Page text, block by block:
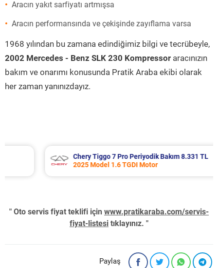
Aracın yakıt sarfiyatı artmışsa
Aracın performansında ve çekişinde zayıflama varsa
1968 yılından bu zamana edindiğimiz bilgi ve tecrübeyle,
2002 Mercedes - Benz SLK 230 Kompressor aracınızın
bakım ve onarımı konusunda Pratik Araba ekibi olarak
her zaman yanınızdayız.
Chery Tiggo 7 Pro Periyodik Bakım 8.331 TL
2025 Model 1.6 TGDI Motor
" Oto servis fiyat teklifi için www.pratikaraba.com/servis-
fiyat-listesi tıklayınız. "
Paylaş